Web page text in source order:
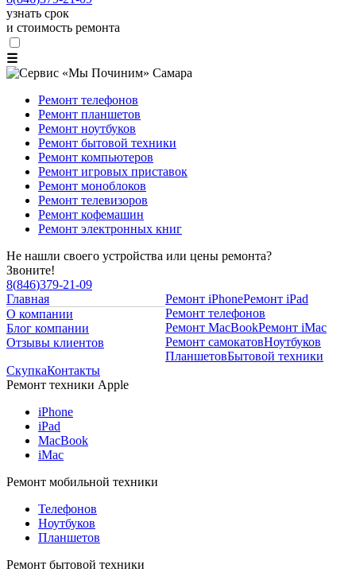
узнать срок
и стоимость ремонта
☰
Ремонт телефонов
Ремонт планшетов
Ремонт ноутбуков
Ремонт бытовой техники
Ремонт компьютеров
Ремонт игровых приставок
Ремонт моноблоков
Ремонт телевизоров
Ремонт кофемашин
Ремонт электронных книг
Не нашли своего устройства или цены ремонта?
Звоните!
8(846)379-21-09
Главная
О компании
Блог компании
Отзывы клиентов
Ремонт iPhoneРемонт iPad
Ремонт телефонов
Ремонт MacBookРемонт iMac
Ремонт самокатовНоутбуков
ПланшетовБытовой техники
СкупкаКонтакты
Ремонт техники Apple
iPhone
iPad
MacBook
iMac
Ремонт мобильной техники
Телефонов
Ноутбуков
Планшетов
Ремонт бытовой техники